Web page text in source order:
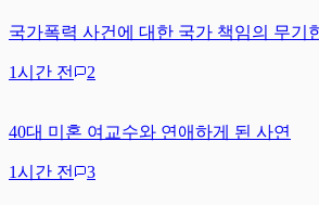
국가폭력 사건에 대한 국가 책임의 무기
1시간 전 2
40대 미혼 여교수와 연애하게 된 사연
1시간 전 3